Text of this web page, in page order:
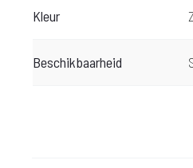
Kleur
Beschikbaarheid